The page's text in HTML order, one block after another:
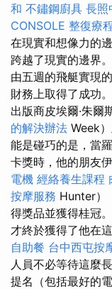
和 不鏽鋼廚具 長照
CONSOLE 整復療
在現實和想像力的
跨越了現實的邊界。
由五週的飛艇實現
財務上取得了成功。
出版商皮埃爾·朱
的解決辦法 Week
能是碰巧的是，當
卡獎時，他的朋友
電機 經絡養生課程
按摩服務 Hunter）
得獎品並獲得桂冠。
才終於獲得了他在
自助餐 台中西屯按
人員不必等待這麼
提名（包括最好的